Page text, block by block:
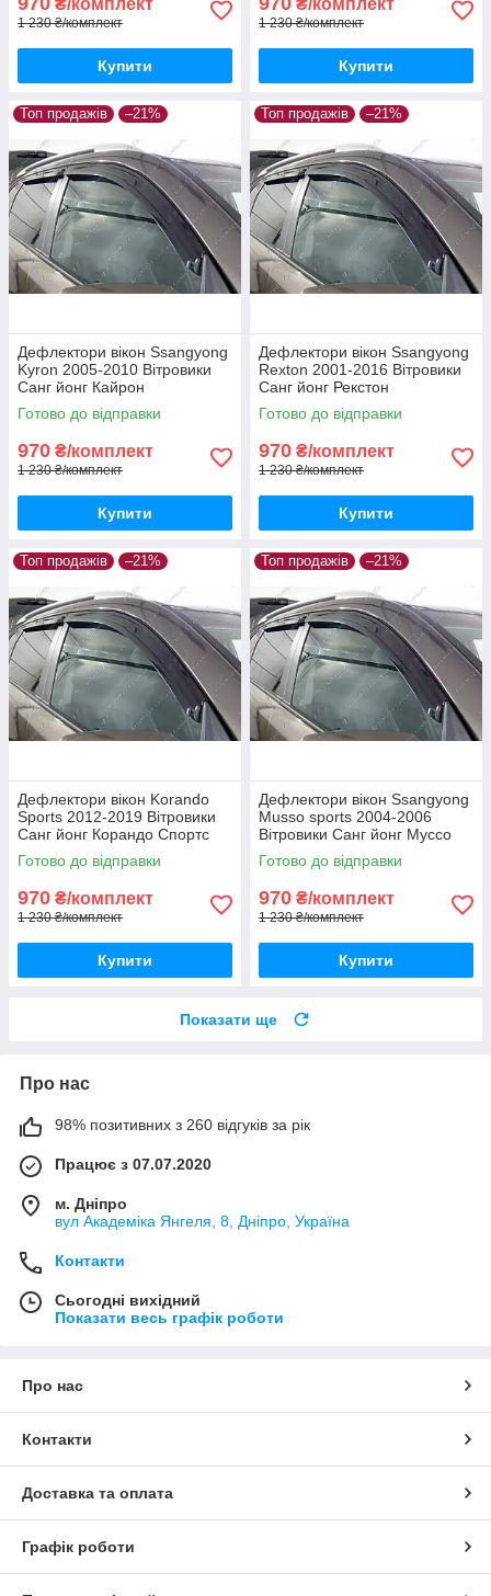
1 230 ₴/комплект
Купити
1 230 ₴/комплект
Купити
Топ продажів –21%
Дефлектори вікон Ssangyong
Kyron 2005-2010 Вітровики
Санг йонг Кайрон
дефлектори 4шт з 2005 по
2010
Готово до відправки
970 ₴/комплект
1 230 ₴/комплект
Купити
Топ продажів –21%
Дефлектори вікон Ssangyong
Rexton 2001-2016 Вітровики
Санг йонг Рекстон
дефлектори 4шт з 2001 по
2016
Готово до відправки
970 ₴/комплект
1 230 ₴/комплект
Купити
Топ продажів –21%
Дефлектори вікон Korando
Sports 2012-2019 Вітровики
Санг йонг Корандо Спортс
дефлектори 4шт з 2012 по
2019
Готово до відправки
970 ₴/комплект
1 230 ₴/комплект
Купити
Топ продажів –21%
Дефлектори вікон Ssangyong
Musso sports 2004-2006
Вітровики Санг йонг Муссо
Спортс дефлектори 4шт
Готово до відправки
970 ₴/комплект
1 230 ₴/комплект
Купити
Показати ще
Про нас
98% позитивних з 260 відгуків за рік
Працює з 07.07.2020
м. Дніпро
вул Академіка Янгеля, 8, Дніпро, Україна
Контакти
Сьогодні вихідний
Показати весь графік роботи
Про нас
Контакти
Доставка та оплата
Графік роботи